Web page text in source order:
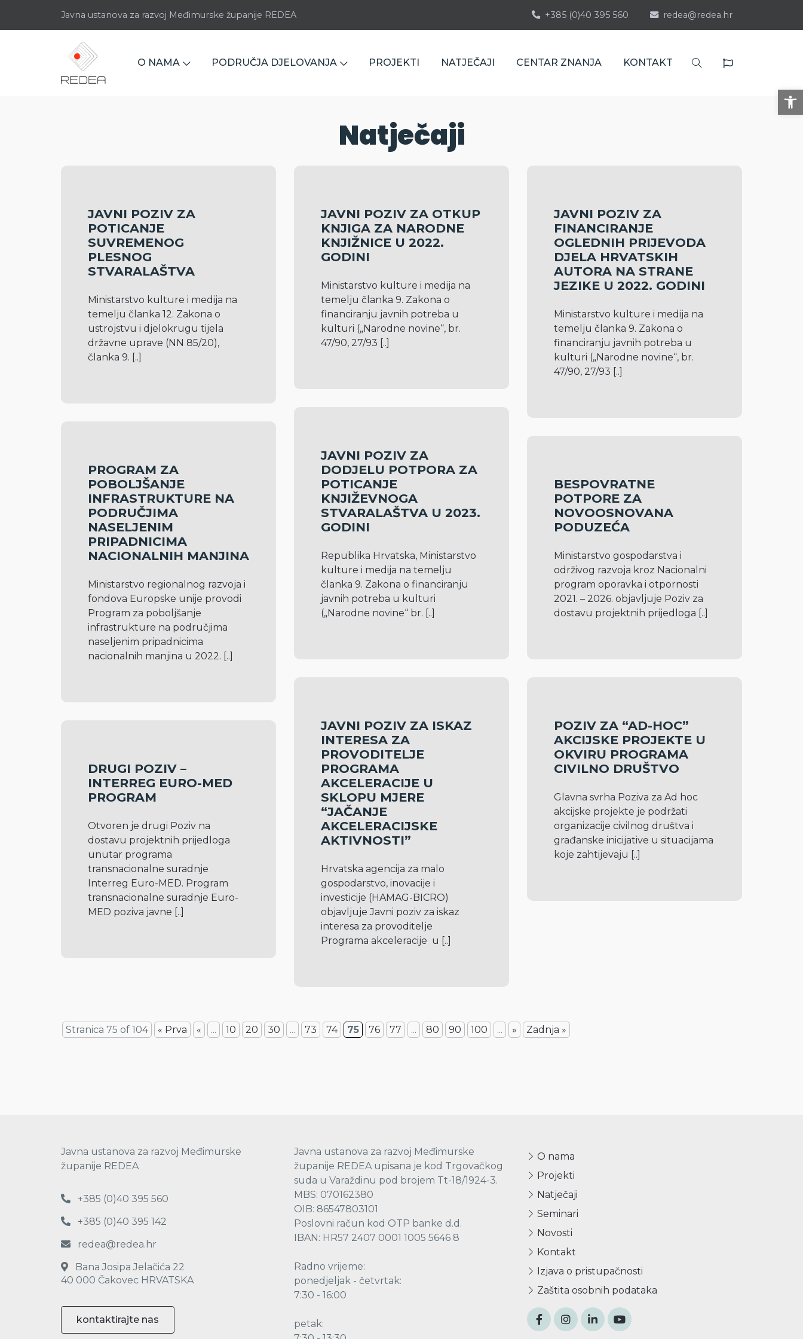
Javna ustanova za razvoj Međimurske županije REDEA +385 (0)40 395 560 redea@redea.hr
O NAMA PODRUČJA DJELOVANJA PROJEKTI NATJEČAJI CENTAR ZNANJA KONTAKT
Natječaji
JAVNI POZIV ZA
POTICANJE
SUVREMENOG
PLESNOG
STVARALAŠTVA
Ministarstvo kulture i medija na
temelju članka 12. Zakona o
ustrojstvu i djelokrugu tijela
državne uprave (NN 85/20),
članka 9. [..]
JAVNI POZIV ZA OTKUP
KNJIGA ZA NARODNE
KNJIŽNICE U 2022.
GODINI
Ministarstvo kulture i medija na
temelju članka 9. Zakona o
financiranju javnih potreba u
kulturi („Narodne novine“, br.
47/90, 27/93 [..]
JAVNI POZIV ZA
FINANCIRANJE
OGLEDNIH PRIJEVODA
DJELA HRVATSKIH
AUTORA NA STRANE
JEZIKE U 2022. GODINI
Ministarstvo kulture i medija na
temelju članka 9. Zakona o
financiranju javnih potreba u
kulturi („Narodne novine“, br.
47/90, 27/93 [..]
JAVNI POZIV ZA
DODJELU POTPORA ZA
POTICANJE
KNJIŽEVNOGA
STVARALAŠTVA U 2023.
GODINI
Republika Hrvatska, Ministarstvo
kulture i medija na temelju
članka 9. Zakona o financiranju
javnih potreba u kulturi
(„Narodne novine“ br. [..]
PROGRAM ZA
POBOLJŠANJE
INFRASTRUKTURE NA
PODRUČJIMA
NASELJENIM
PRIPADNICIMA
NACIONALNIH MANJINA
Ministarstvo regionalnog razvoja i
fondova Europske unije provodi
Program za poboljšanje
infrastrukture na područjima
naseljenim pripadnicima
nacionalnih manjina u 2022. [..]
BESPOVRATNE
POTPORE ZA
NOVOOSNOVANA
PODUZEĆA
Ministarstvo gospodarstva i
održivog razvoja kroz Nacionalni
program oporavka i otpornosti
2021. – 2026. objavljuje Poziv za
dostavu projektnih prijedloga [..]
JAVNI POZIV ZA ISKAZ
INTERESA ZA
PROVODITELJE
PROGRAMA
AKCELERACIJE U
SKLOPU MJERE
“JAČANJE
AKCELERACIJSKE
AKTIVNOSTI”
Hrvatska agencija za malo
gospodarstvo, inovacije i
investicije (HAMAG-BICRO)
objavljuje Javni poziv za iskaz
interesa za provoditelje
Programa akceleracije  u [..]
POZIV ZA “AD-HOC”
AKCIJSKE PROJEKTE U
OKVIRU PROGRAMA
CIVILNO DRUŠTVO
Glavna svrha Poziva za Ad hoc
akcijske projekte je podržati
organizacije civilnog društva i
građanske inicijative u situacijama
koje zahtijevaju [..]
DRUGI POZIV –
INTERREG EURO-MED
PROGRAM
Otvoren je drugi Poziv na
dostavu projektnih prijedloga
unutar programa
transnacionalne suradnje
Interreg Euro-MED. Program
transnacionalne suradnje Euro-
MED poziva javne [..]
Stranica 75 of 104 « Prva « ... 10 20 30 ... 73 74 75 76 77 ... 80 90 100 ... » Zadnja »
Javna ustanova za razvoj Međimurske
županije REDEA
+385 (0)40 395 560
+385 (0)40 395 142
redea@redea.hr
Bana Josipa Jelačića 22
40 000 Čakovec HRVATSKA
kontaktirajte nas
Javna ustanova za razvoj Međimurske
županije REDEA upisana je kod Trgovačkog
suda u Varaždinu pod brojem Tt-18/1924-3.
MBS: 070162380
OIB: 86547803101
Poslovni račun kod OTP banke d.d.
IBAN: HR57 2407 0001 1005 5646 8
Radno vrijeme:
ponedjeljak - četvrtak:
7:30 - 16:00
petak:
O nama
Projekti
Natječaji
Seminari
Novosti
Kontakt
Izjava o pristupačnosti
Zaštita osobnih podataka